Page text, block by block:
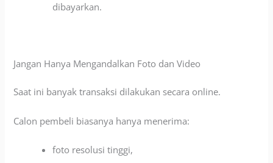
dibayarkan.
Jangan Hanya Mengandalkan Foto dan Video
Saat ini banyak transaksi dilakukan secara online.
Calon pembeli biasanya hanya menerima:
foto resolusi tinggi,